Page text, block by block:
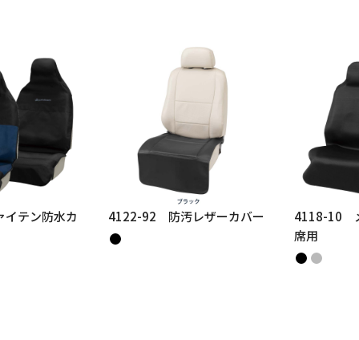
テン防水カ 4122-92 防汚レザーカバー
4118-10
席用